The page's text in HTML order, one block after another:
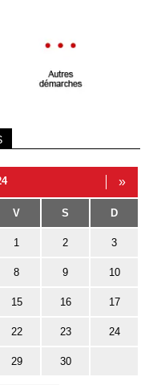
»
V S D
1 2 3
8 9 10
15 16 17
22 23 24
29 30